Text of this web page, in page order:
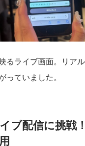
るライブ画面。リア
っていました。
ブ配信に挑戦